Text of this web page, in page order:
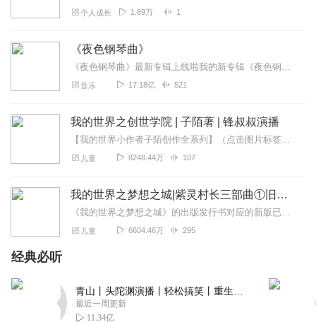
个人成长 1.89万 1
《夜色钢琴曲》
《夜色钢琴曲》最新专辑上线啦我的新专辑《夜色钢琴曲最新专辑》（点击跳转）已经上线，新专辑是《夜色钢琴曲》的升级版，我精选了诸多经典原创作品与大家分享，愿未来...
音乐 17.18亿 521
我的世界之创世学院 | 子陌著 | 锋叔叔演播
【我的世界小作者子陌创作全系列】（点击图片标签进入专辑收听）子陌创作的《武艺时代》《创世学院》《复活循环》系列刊印实体购买方式：关注微信公众号【锋叔叔有声世界】...
儿童 8248.44万 107
我的世界之梦想之城|紫灵村长三部曲①旧版|锋叔叔
《我的世界之梦想之城》的出版发行书对应的新版已替换旧版上线，音乐由后期重新进行了制作，淡化了旧版的音乐主基调，主要为烘托故事情节服务，演说风格也有很大的调整，和...
儿童 6604.46万 295
经典必听
最近一周更新
11.34亿